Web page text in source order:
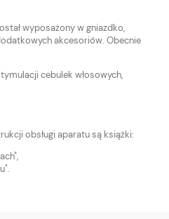
wyposażony w gniazdko,
akcesoriów. Obecnie
cebulek włosowych,
obsługi aparatu są książki: